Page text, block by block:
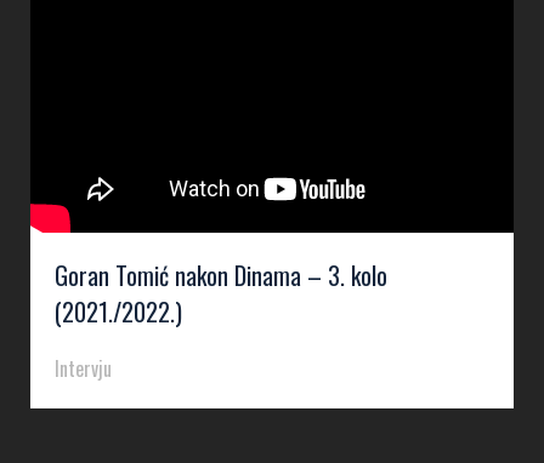
Goran Tomić nakon Dinama – 3. kolo
(2021./2022.)
Intervju